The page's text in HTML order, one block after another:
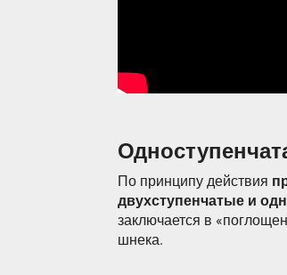
По принципу действия
двухступенчатые и
заключается в
шнека.